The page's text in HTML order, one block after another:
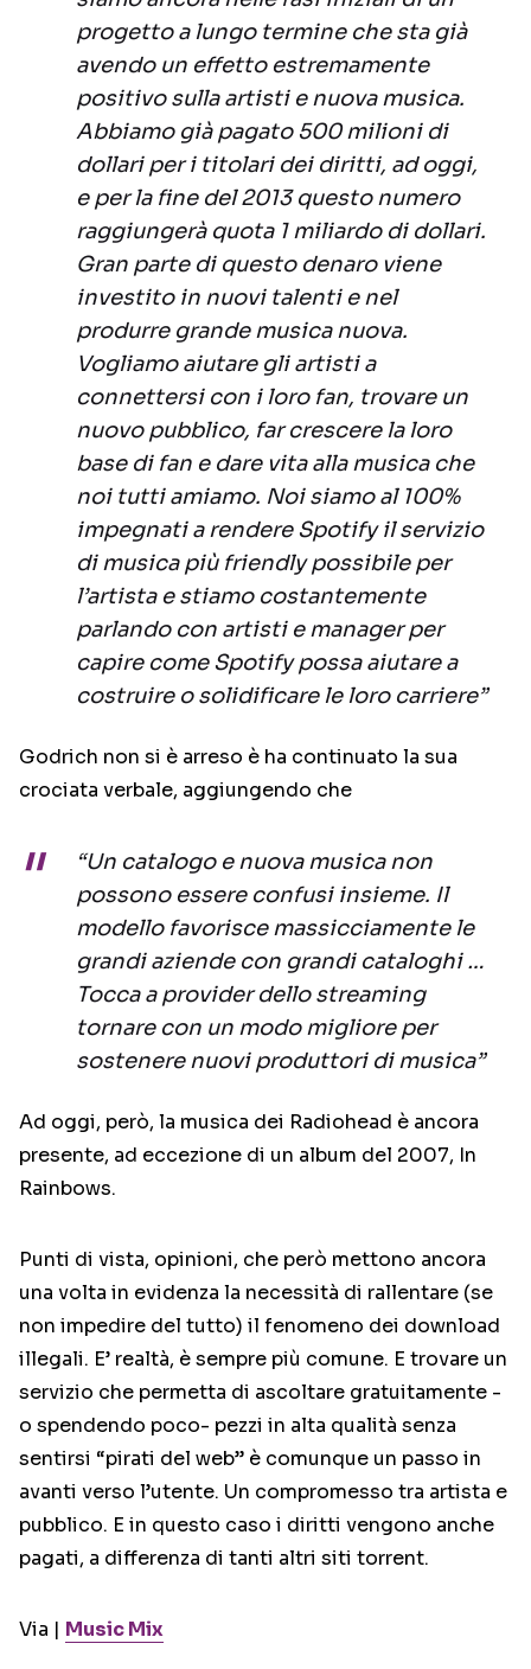
progetto a lungo termine che sta già
avendo un effetto estremamente
positivo sulla artisti e nuova musica.
Abbiamo già pagato 500 milioni di
dollari per i titolari dei diritti, ad oggi,
e per la fine del 2013 questo numero
raggiungerà quota 1 miliardo di dollari.
Gran parte di questo denaro viene
investito in nuovi talenti e nel
produrre grande musica nuova.
Vogliamo aiutare gli artisti a
connettersi con i loro fan, trovare un
nuovo pubblico, far crescere la loro
base di fan e dare vita alla musica che
noi tutti amiamo. Noi siamo al 100%
impegnati a rendere Spotify il servizio
di musica più friendly possibile per
l’artista e stiamo costantemente
parlando con artisti e manager per
capire come Spotify possa aiutare a
costruire o solidificare le loro carriere”
Godrich non si è arreso è ha continuato la sua
crociata verbale, aggiungendo che
“Un catalogo e nuova musica non
possono essere confusi insieme. Il
modello favorisce massicciamente le
grandi aziende con grandi cataloghi …
Tocca a provider dello streaming
tornare con un modo migliore per
sostenere nuovi produttori di musica”
Ad oggi, però, la musica dei Radiohead è ancora
presente, ad eccezione di un album del 2007, In
Rainbows.
Punti di vista, opinioni, che però mettono ancora
una volta in evidenza la necessità di rallentare (se
non impedire del tutto) il fenomeno dei download
illegali. E’ realtà, è sempre più comune. E trovare un
servizio che permetta di ascoltare gratuitamente -
o spendendo poco- pezzi in alta qualità senza
sentirsi “pirati del web” è comunque un passo in
avanti verso l’utente. Un compromesso tra artista e
pubblico. E in questo caso i diritti vengono anche
pagati, a differenza di tanti altri siti torrent.
Via | Music Mix